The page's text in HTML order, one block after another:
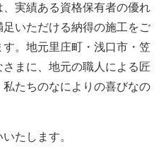
実績ある資格保有者の優れ
いただける納得の施工をご
。地元里庄町・浅口市・笠
まに、地元の職人による匠
たちのなによりの喜びなの
たします。